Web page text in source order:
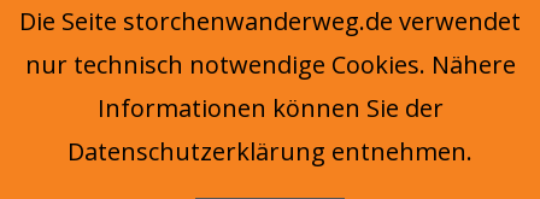
O
c
a
n
Die Seite storchenwanderweg.de verwendet
nur technisch notwendige Cookies. Nähere
Informationen können Sie der
Datenschutzerklärung entnehmen.